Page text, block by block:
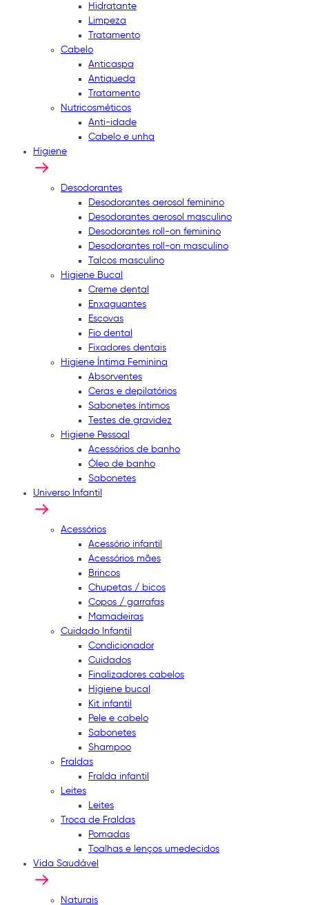
Hidratante
Limpeza
Tratamento
Cabelo
Anticaspa
Antiqueda
Tratamento
Nutricosméticos
Anti-idade
Cabelo e unha
Higiene
Desodorantes
Desodorantes aerosol feminino
Desodorantes aerosol masculino
Desodorantes roll-on feminino
Desodorantes roll-on masculino
Talcos masculino
Higiene Bucal
Creme dental
Enxaguantes
Escovas
Fio dental
Fixadores dentais
Higiene Íntima Feminina
Absorventes
Ceras e depilatórios
Sabonetes íntimos
Testes de gravidez
Higiene Pessoal
Acessórios de banho
Óleo de banho
Sabonetes
Universo Infantil
Acessórios
Acessório infantil
Acessórios mães
Brincos
Chupetas / bicos
Copos / garrafas
Mamadeiras
Cuidado Infantil
Condicionador
Cuidados
Finalizadores cabelos
Higiene bucal
Kit infantil
Pele e cabelo
Sabonetes
Shampoo
Fraldas
Fralda infantil
Leites
Leites
Troca de Fraldas
Pomadas
Toalhas e lenços umedecidos
Vida Saudável
Naturais